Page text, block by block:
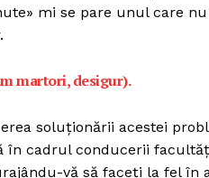
mi se pare unul care
martori, desigur).
soluţionării acestei
în cadrul conducerii
vă să faceţi la fel în